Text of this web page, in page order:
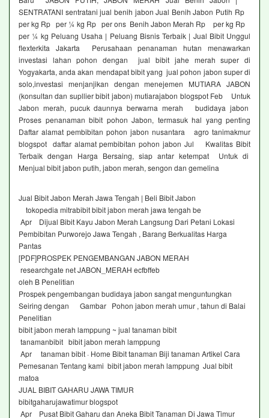
SENTRATANI sentratani jual benih jabon Jual Benih Jabon Putih Rp
per kg Rp per ¼ kg Rp per ons Benih Jabon Merah Rp per kg Rp
per ¼ kg Peluang Usaha | Peluang Bisnis Terbaik | Jual Bibit Unggul
flexterkita Jakarta Perusahaan penanaman hutan menawarkan
investasi lahan pohon dengan jual bibit jahe merah super di
Yogyakarta, anda akan mendapat bibit yang jual pohon jabon super di
solo,investasi menjanjikan dengan menejemen MUTIARA JABON
(konsultan dan supllier bibit jabon) mutiarajabon blogspot Feb Untuk
Jabon merah, pucuk daunnya berwarna merah budidaya jabon
Proses penanaman bibit pohon Jabon, termasuk hal yang penting
Daftar alamat pembibitan pohon jabon nusantara agro tanimakmur
blogspot daftar alamat pembibitan pohon jabon Jul Kwalitas Bibit
Terbaik dengan Harga Bersaing, siap antar ketempat Untuk di
Menjual bibit jabon putih, jabon merah, sengon dan gemelina
Jual Bibit Jabon Merah Jawa Tengah | Beli Bibit Jabon
tokopedia mitrabibit bibit jabon merah jawa tengah be
Apr Dijual Bibit Kayu Jabon Merah Langsung Dari Petani Lokasi
Pembibitan Purworejo Jawa Tengah , Barang Berkualitas Harga
Pantas
[PDF]PROSPEK PENGEMBANGAN JABON MERAH
researchgate net JABON_MERAH ecfbffeb
oleh B Penelitian
Prospek pengembangan budidaya jabon sangat menguntungkan
Seiring dengan Gambar Pohon jabon merah umur , tahun di Balai
Penelitian
bibit jabon merah lamppung ~ jual tanaman bibit
tanamanbibit bibit jabon merah lamppung
Apr tanaman bibit · Home Bibit tanaman Biji tanaman Artikel Cara
Pemesanan Tentang kami bibit jabon merah lamppung Jual bibit
matoa
JUAL BIBIT GAHARU JAWA TIMUR
bibitgaharujawatimur blogspot
Apr Pusat Bibit Gaharu dan Aneka Bibit Tanaman Di Jawa Timur